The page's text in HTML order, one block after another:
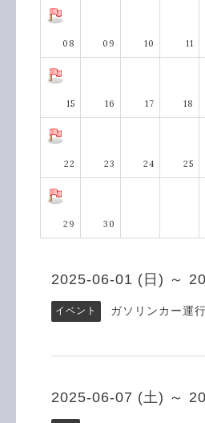
08 09 10 11
15 16 17 18
22 23 24 25
29 30
2025-06-01 (日) ～
イベント ガソリンカー運行
2025-06-07 (土) ～